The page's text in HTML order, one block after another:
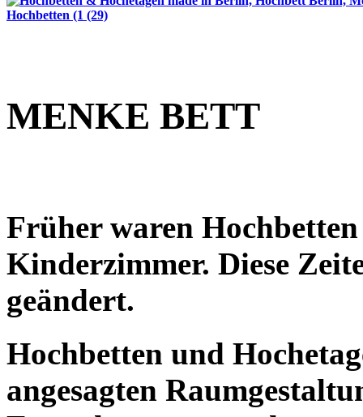
MENKE BETT
Früher waren
Kinderzimmer. Diese
geändert.
Hochbetten und
angesagten